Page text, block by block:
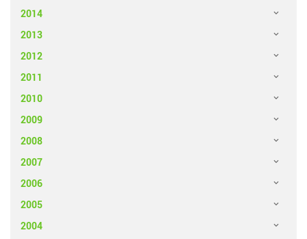
2014
2013
2012
2011
2010
2009
2008
2007
2006
2005
2004